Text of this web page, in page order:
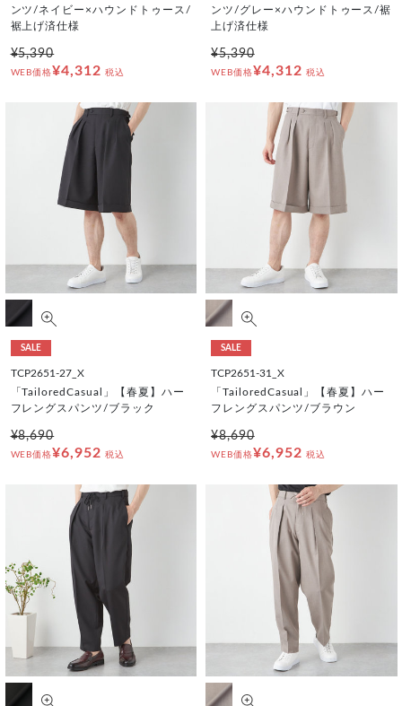
ンツ/ネイビー×ハウンドトゥース/
裾上げ済仕様
¥5,390
WEB価格¥4,312 税込
ンツ/グレー×ハウンドトゥース/裾
上げ済仕様
¥5,390
WEB価格¥4,312 税込
SALE
TCP2651-27_X
「TailoredCasual」【春夏】ハー
フレングスパンツ/ブラック
¥8,690
WEB価格¥6,952 税込
SALE
TCP2651-31_X
「TailoredCasual」【春夏】ハー
フレングスパンツ/ブラウン
¥8,690
WEB価格¥6,952 税込